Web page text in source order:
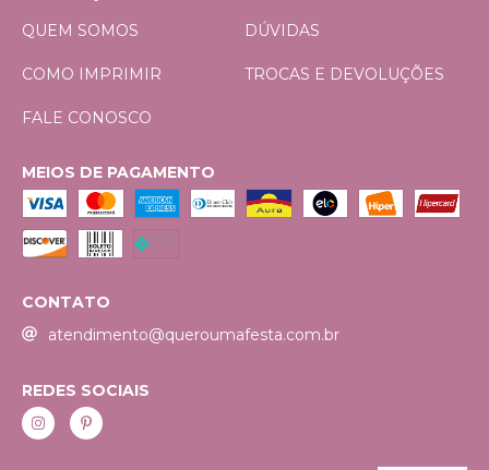
QUEM SOMOS
DÚVIDAS
COMO IMPRIMIR TROCAS E DEVOLUÇÕES
FALE CONOSCO
MEIOS DE PAGAMENTO
CONTATO
atendimento@queroumafesta.com.br
REDES SOCIAIS